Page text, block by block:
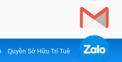
Quyền Sở Hữu Trí Tuệ